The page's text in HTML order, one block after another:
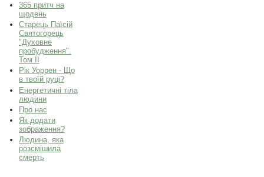
365 притч на
щодень
Старець Паїсій
Святогорець
"Духовне
пробудження".
Том ІІ
Рік Уоррен - Що
в твоїй руці?
Енергетичні тіла
людини
Про нас
Як додати
зображення?
Людина, яка
розсмішила
смерть